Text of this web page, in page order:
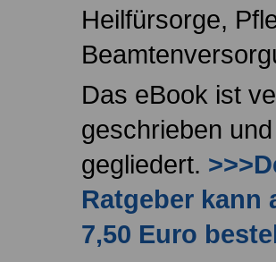
Heilfürsorge,
Das eBook ist
geschrieben
gegliedert.
Ratgeber kann
7,50 Euro